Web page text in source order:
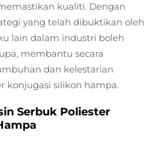
kualiti. Dengan
yang telah dibuktikan oleh
lain dalam industri boleh
membantu secara
dan kelestarian
konjugasi silikon hampa.
Serbuk Poliester